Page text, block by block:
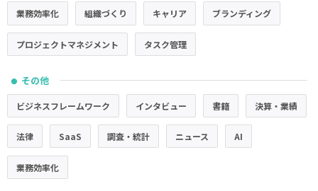
業務効率化 組織づくり キャリア ブランディング
プロジェクトマネジメント タスク管理
● その他
ビジネスフレームワーク インタビュー 書籍 決算・業績
法律 SaaS 調査・統計 ニュース AI
業務効率化